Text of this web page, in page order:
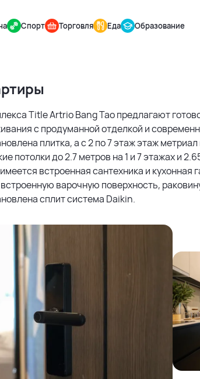
Artrio
Bang Tao
Спорт Торговля Еда Образование
Title Artrio Bang Tao предлагают
с продуманной отделкой и
плитка, а с 2 по 7 этаж этаж метриал
потолки до 2.7 метров на 1 и 7 этажах и
встроенная сантехника и кухонная
варочную поверхность,
сплит система Daikin.